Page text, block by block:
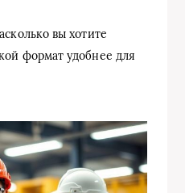
вы хотите
формат удобнее для